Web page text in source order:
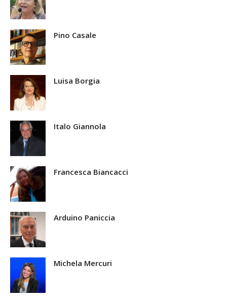
Pino Casale
Luisa Borgia
Italo Giannola
Francesca Biancacci
Arduino Paniccia
Michela Mercuri